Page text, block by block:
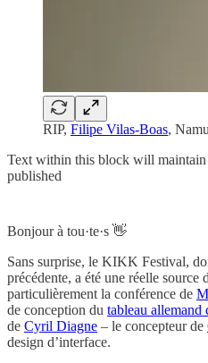
RIP, Filipe Vilas-Boas,
Text within this block will
published
Bonjour à tou·te·s 👋
Sans surprise, le KIKK Festival,
précédente, a été une réelle source
particulièrement la conférence de
de conception du tableau allemand
de Cyril Diagne – le concepteur de
design d’interface.